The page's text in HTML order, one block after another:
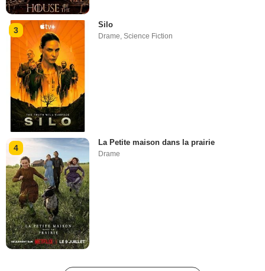
3
Silo
Drame,Science Fiction
4
La Petite maison dans la prairie
Drame